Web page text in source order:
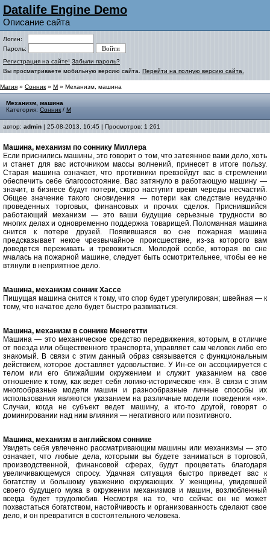
Datalife Engine Demo
Описание сайта
Логин:
Пароль:
Регистрация на сайте! Забыли пароль?
Вы просматриваете мобильную версию сайта. Перейти на полную версию сайта.
Магия » Сонник » М » Механизм, машина
Механизм, машина
Категория: Сонник / М
автор: admin | 25-08-2013, 16:45 | Просмотров: 1 261
Машина, механизм по соннику Миллера
Если приснились машины, это говорит о том, что затеянное вами дело, хоть
и станет для вас источником массы волнений, принесет в итоге пользу.
Старая машина означает, что противники превзойдут вас в стремлении
обеспечить себе благосостояние. Вас затянуло в работающую машину —
значит, в бизнесе будут потери, скоро наступит время череды несчастий.
Общее значение такого сновидения — потери как следствие неудачно
проведенных торговых, финансовых и прочих сделок. Приснившийся
работающий механизм — это ваши будущие серьезные трудности во
многих делах и одновременно поддержка товарищей. Поломанная машина
снится к потере друзей. Появившаяся во сне пожарная машина
предсказывает некое чрезвычайное происшествие, из-за которого вам
доведется переживать и тревожиться. Молодой особе, которая во сне
мчалась на пожарной машине, следует быть осмотрительнее, чтобы ее не
втянули в неприятное дело.
Машина, механизм cонник Хассе
Пишущая машина снится к тому, что спор будет урегулирован; швейная — к
тому, что начатое дело будет быстро развиваться.
Машина, механизм в соннике Менегетти
Машина — это механическое средство передвижения, которым, в отличие
от поезда или общественного транспорта, управляет сам человек либо его
знакомый. В связи с этим данный образ связывается с функциональным
действием, которое доставляет удовольствие. У Ин-се он ассоциируется с
телом или его ближайшим окружением и служит указанием на свое
отношение к тому, как ведет себя логико-историческое «я». В связи с этим
многообразные модели машин и разнообразные личные способы их
использования являются указанием на различные модели поведения «я».
Случаи, когда не субъект ведет машину, а кто-то другой, говорят о
доминировании над ним влияния — негативного или позитивного.
Машина, механизм в английском соннике
Увидеть себя увлеченно рассматривающим машины или механизмы — это
означает, что любые дела, которыми вы будете заниматься в торговой,
производственной, финансовой сферах, будут процветать благодаря
увеличивающемуся спросу. Удачная ситуация быстро приведет вас к
богатству и большому уважению окружающих. У женщины, увидевшей
своего будущего мужа в окружении механизмов и машин, возлюбленный
всегда будет трудолюбив. Несмотря на то, что сейчас он не может
похвастаться богатством, настойчивость и организованность сделают свое
дело, и он превратится в состоятельного человека.